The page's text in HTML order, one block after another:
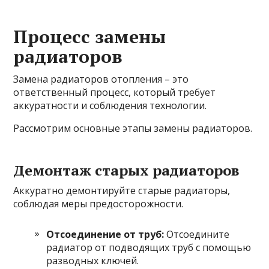
Процесс замены
радиаторов
Замена радиаторов отопления – это
ответственный процесс, который требует
аккуратности и соблюдения технологии.
Рассмотрим основные этапы замены радиаторов.
Демонтаж старых радиаторов
Аккуратно демонтируйте старые радиаторы,
соблюдая меры предосторожности.
Отсоединение от труб:Отсоедините
радиатор от подводящих труб с помощью
разводных ключей.